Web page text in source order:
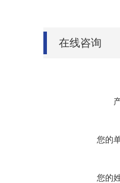
在线咨询
您的
您的